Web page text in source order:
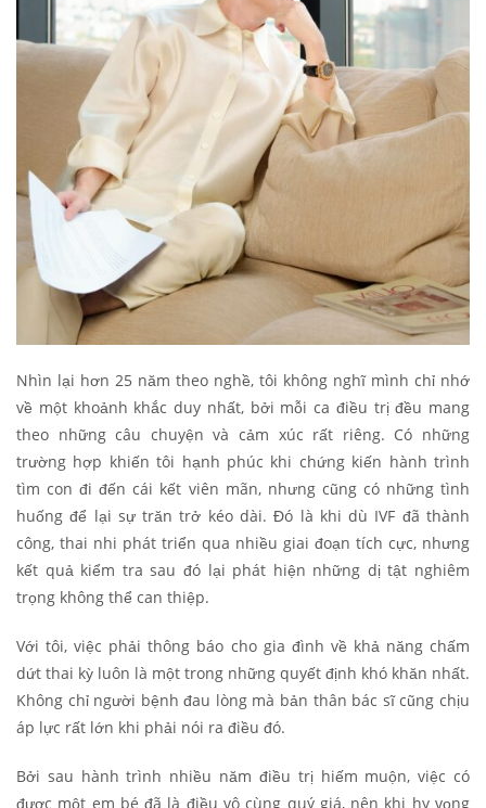
Nhìn lại hơn 25 năm theo nghề, tôi không nghĩ mình chỉ nhớ
về một khoảnh khắc duy nhất, bởi mỗi ca điều trị đều mang
theo những câu chuyện và cảm xúc rất riêng. Có những
trường hợp khiến tôi hạnh phúc khi chứng kiến hành trình
tìm con đi đến cái kết viên mãn, nhưng cũng có những tình
huống để lại sự trăn trở kéo dài. Đó là khi dù IVF đã thành
công, thai nhi phát triển qua nhiều giai đoạn tích cực, nhưng
kết quả kiểm tra sau đó lại phát hiện những dị tật nghiêm
trọng không thể can thiệp.
Với tôi, việc phải thông báo cho gia đình về khả năng chấm
dứt thai kỳ luôn là một trong những quyết định khó khăn nhất.
Không chỉ người bệnh đau lòng mà bản thân bác sĩ cũng chịu
áp lực rất lớn khi phải nói ra điều đó.
Bởi sau hành trình nhiều năm điều trị hiếm muộn, việc có
được một em bé đã là điều vô cùng quý giá, nên khi hy vọng